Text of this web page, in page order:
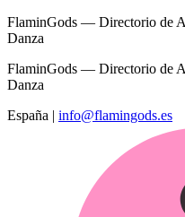
FlaminGods — Directorio de
Danza
FlaminGods — Directorio de
Danza
España | info@flamingods.es